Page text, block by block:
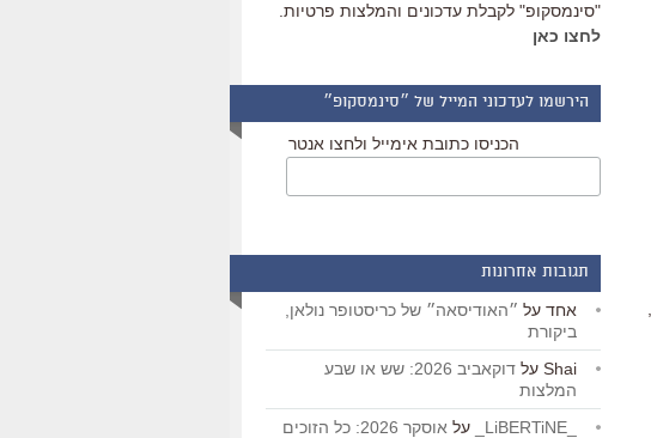
"סינמסקופ" לקבלת עדכונים והמלצות פרטיות.
לחצו כאן
הירשמו לעדכוני המייל של ״סינמסקופ״
הכניסו כתובת אימייל ולחצו אנטר
תגובות אחרונות
אחד על ״האודיסאה״ של כריסטופר נולאן,
ביקורת
Shai על
דוקאביב 2026: שש או שבע
המלצות
על אוסקר 2026: כל הזוכים